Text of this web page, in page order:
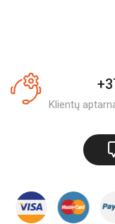
Klientų